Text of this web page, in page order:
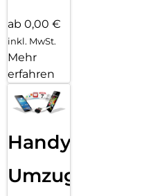
ab 0,00 €
inkl. MwSt.
Mehr
erfahren
Handy
Umzug